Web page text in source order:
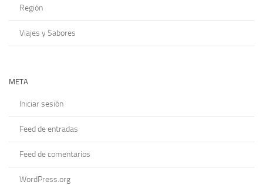
Región
Viajes y Sabores
META
Iniciar sesión
Feed de entradas
Feed de comentarios
WordPress.org